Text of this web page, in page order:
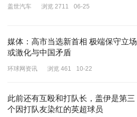
盖世汽车 浏览 2711 06-25
媒体：高市当选新首相 极端保守立场
或激化与中国矛盾
环球网资讯 浏览 461 10-22
此前还有互殴和打队长，盖伊是第三
个因打队友染红的英超球员